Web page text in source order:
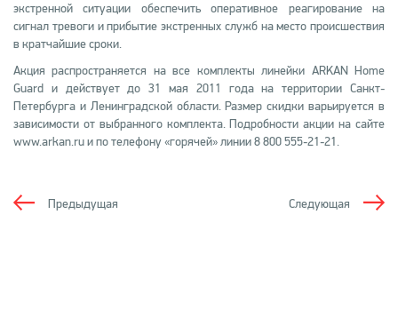
экстренной ситуации обеспечить оперативное реагирование на
сигнал тревоги и прибытие экстренных служб на место происшествия
в кратчайшие сроки.
Акция распространяется на все комплекты линейки ARKAN Home
Guard и действует до 31 мая 2011 года на территории Санкт-
Петербурга и Ленинградской области. Размер скидки варьируется в
зависимости от выбранного комплекта. Подробности акции на сайте
www.arkan.ru и по телефону «горячей» линии 8 800 555-21-21.
Следующая
Предыдущая